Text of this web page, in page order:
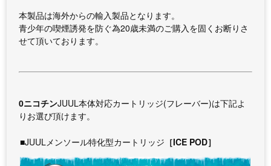
本製品は海外からの輸入製品となります。
青少年の喫煙誘発を防ぐ為20歳未満のご購入を固くお断りさ
せて頂いております。
0ニコチンJUUL本体対応カートリッジ(フレーバー)は下記よ
りお選び頂けます。
■JUULメンソール特化型カートリッジ ［ICE POD］